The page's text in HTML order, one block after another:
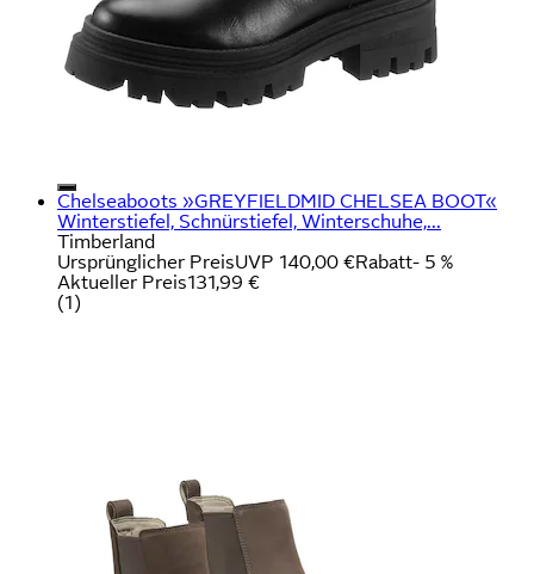
Chelseaboots »GREYFIELDMID CHELSEA BOOT«
Winterstiefel, Schnürstiefel, Winterschuhe,...
Timberland
Ursprünglicher PreisUVP 140,00 €Rabatt- 5 %
Aktueller Preis131,99 €
(1)